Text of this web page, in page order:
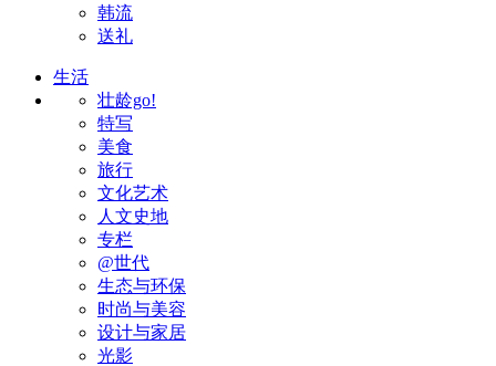
韩流
送礼
生活
壮龄go!
特写
美食
旅行
文化艺术
人文史地
专栏
@世代
生态与环保
时尚与美容
设计与家居
光影